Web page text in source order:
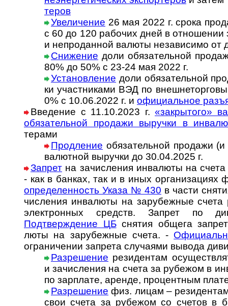
теров
Увеличение 26 мая 2022 г. срока
с 60 до 120 рабо­чих дней в
и непро­дан­ной валюты неза­ви­симо от
Снижение доли обязательной
80% до 50% с 23-24 мая 2022 г.
Установление доли обя­за­тель­ной
ки участ­ни­ка­ми ВЭД по
0% с 10.06.2022 г. и офици­аль­ное
Введение с 11.10.2023 г. «закрытого»
обяза­тель­ной про­дажи выру­чки в
терами
Продление обязательной продажи
валютной выручки до 30.04.2025 г.
Запрет на зачисления инвалюты на
- как в банках, так и в иных ор­га­ни­за­ци­ях
оп­ре­де­лен­ность Указа № 430 в час­ти
чи­сле­ния ин­ва­лю­ты на за­ру­беж­ные счета
эле­к­т­рон­ных средств. Зап­рет по
Подтверждение ЦБснятия общега
люты на за­ру­беж­ные счета. -
огра­ни­че­нии зап­рета слу­ча­ями вы­вода
Разрешение резидентам
и зачи­сле­ния на счета за рубе­жом в
по зар­плате, аре­нде, про­цент­ным
Разрешение физ. лицам –
свои счета за рубежом со счетов в